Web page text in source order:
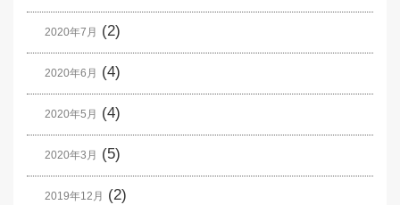
2020年7月 (2)
2020年6月 (4)
2020年5月 (4)
2020年3月 (5)
2019年12月 (2)